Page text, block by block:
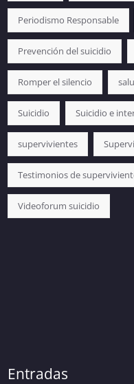
Periodismo Responsable
Prevención del suicidio
Romper el silencio
Suicidio Suicidio e
supervivientes
Testimonios de
Videoforum suicidio
Entradas